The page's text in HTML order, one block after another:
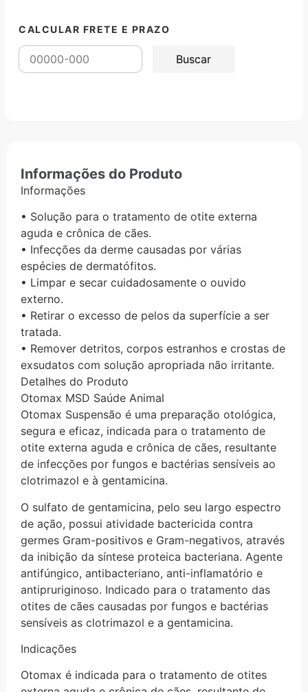
CALCULAR FRETE E PRAZO
Informações do Produto
Informações
• Solução para o tratamento de otite externa
aguda e crônica de cães.
• Infecções da derme causadas por várias
espécies de dermatófitos.
• Limpar e secar cuidadosamente o ouvido
externo.
• Retirar o excesso de pelos da superfície a ser
tratada.
• Remover detritos, corpos estranhos e crostas de
exsudatos com solução apropriada não irritante.
Detalhes do Produto
Otomax MSD Saúde Animal
Otomax Suspensão é uma preparação otológica,
segura e eficaz, indicada para o tratamento de
otite externa aguda e crônica de cães, resultante
de infecções por fungos e bactérias sensíveis ao
clotrimazol e à gentamicina.
O sulfato de gentamicina, pelo seu largo espectro
de ação, possui atividade bactericida contra
germes Gram-positivos e Gram-negativos, através
da inibição da síntese proteica bacteriana. Agente
antifúngico, antibacteriano, anti-inflamatório e
antipruriginoso. Indicado para o tratamento das
otites de cães causadas por fungos e bactérias
sensíveis as clotrimazol e a gentamicina.
Indicações
Otomax é indicada para o tratamento de otites